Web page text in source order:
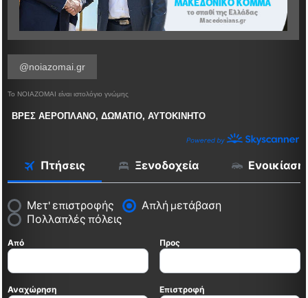
@noiazomai.gr
Το ΝΟΙΑΖΟΜΑΙ είναι ιστολόγιο γνώμης
ΒΡΕΣ ΑΕΡΟΠΛΑΝΟ, ΔΩΜΑΤΙΟ, ΑΥΤΟΚΙΝΗΤΟ